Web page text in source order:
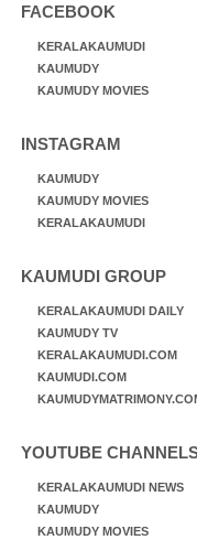
FACEBOOK
KERALAKAUMUDI
KAUMUDY
KAUMUDY MOVIES
INSTAGRAM
KAUMUDY
KAUMUDY MOVIES
KERALAKAUMUDI
KAUMUDI GROUP
KERALAKAUMUDI DAILY
KAUMUDY TV
KERALAKAUMUDI.COM
KAUMUDI.COM
YOUTUBE
KERALAKAUMUDI NEWS
KAUMUDY
KAUMUDY MOVIES